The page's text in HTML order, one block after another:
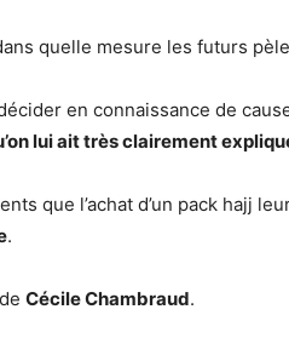
quelle mesure les futurs
en connaissance de
lui ait très clairement
que l’achat d’un pack hajj
.
Cécile Chambraud.